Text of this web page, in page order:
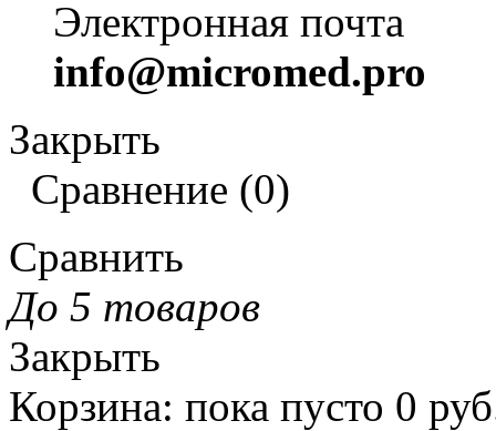
Электронная почта
info@micromed.pro
Закрыть
Сравнение (0)
Сравнить
До 5 товаров
Закрыть
Корзина: пока пусто 0